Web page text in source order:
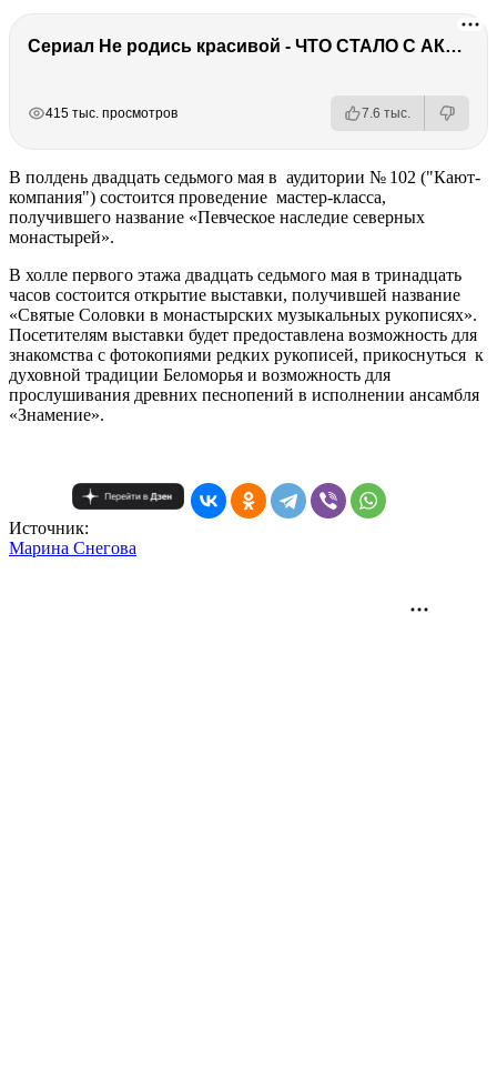
Сериал Не родись красивой - ЧТО СТАЛО С АКТЕРАМИ? Смерть, тюрьма и красота
415 тыс. просмотров 7.6 тыс.
В полдень двадцать седьмого мая в аудитории № 102 ("Кают-
компания") состоится проведение мастер-класса,
получившего название «Певческое наследие северных
монастырей».
В холле первого этажа двадцать седьмого мая в тринадцать
часов состоится открытие выставки, получившей название
«Святые Соловки в монастырских музыкальных рукописях».
Посетителям выставки будет предоставлена возможность для
знакомства с фотокопиями редких рукописей, прикоснуться к
духовной традиции Беломорья и возможность для
прослушивания древних песнопений в исполнении ансамбля
«Знамение».
Источник:
Mарина Снегова